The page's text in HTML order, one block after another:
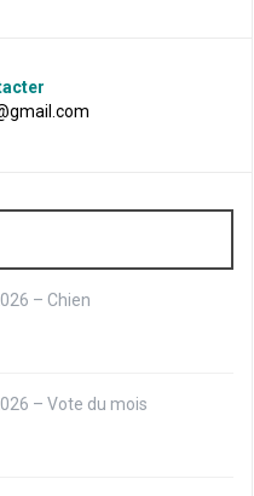
– Chien
– Vote du mois